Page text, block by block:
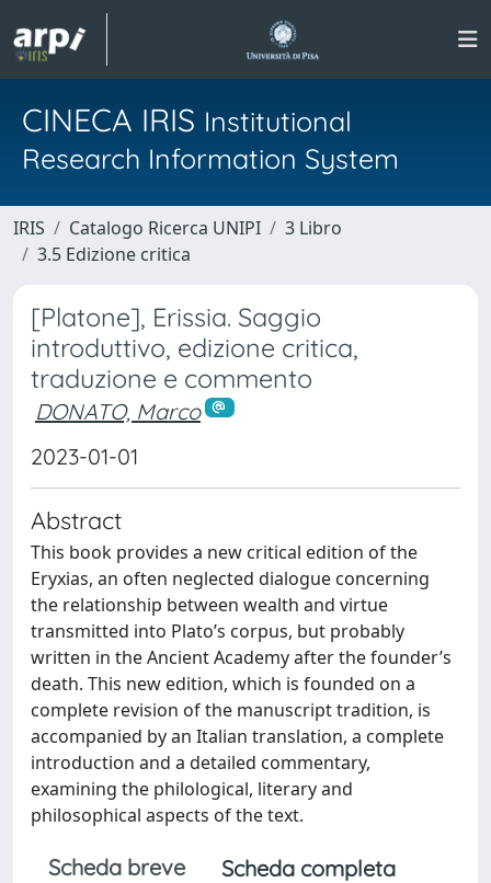
CINECA IRIS Institutional
Research Information System
IRIS Catalogo Ricerca UNIPI
3 Libro
3.5 Edizione critica
[Platone], Erissia. Saggio
introduttivo, edizione critica,
traduzione e commento
DONATO, Marco
2023-01-01
Abstract
This book provides a new critical edition of the
Eryxias, an often neglected dialogue concerning
the relationship between wealth and virtue
transmitted into Plato’s corpus, but probably
written in the Ancient Academy after the founder’s
death. This new edition, which is founded on a
complete revision of the manuscript tradition, is
accompanied by an Italian translation, a complete
introduction and a detailed commentary,
examining the philological, literary and
philosophical aspects of the text.
Scheda breve
Scheda completa